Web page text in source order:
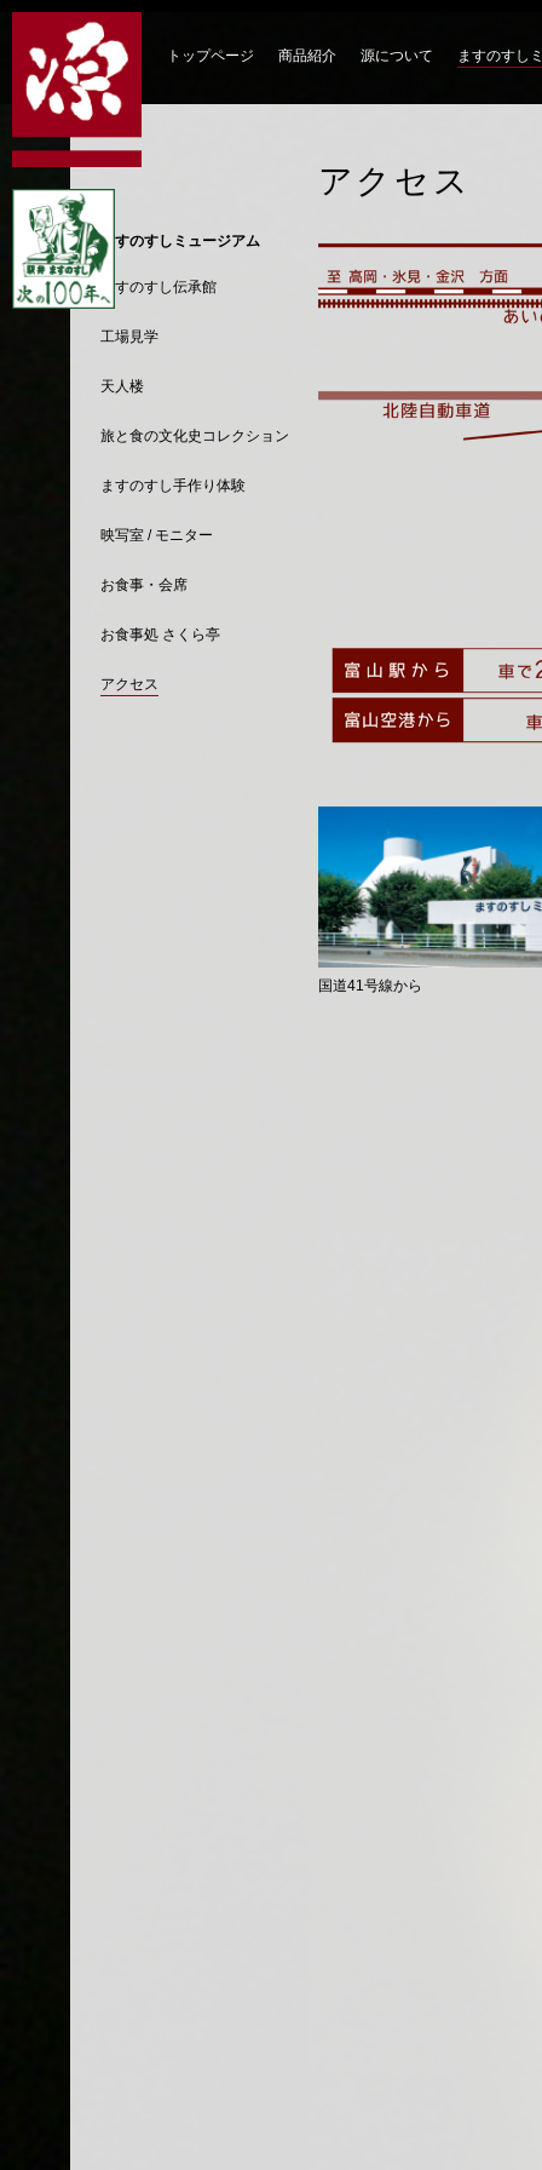
トップページ 商品紹介 源について ますのすし
アクセス
国道41号線から
ますのすしミュージアム
ますのすし伝承館
工場見学
天人楼
旅と食の文化史コレクション
ますのすし手作り体験
映写室 / モニター
お食事・会席
お食事処 さくら亭
アクセス